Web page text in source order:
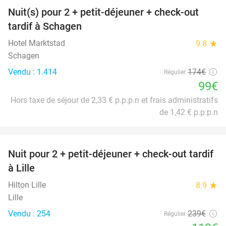
43%
Nuit(s) pour 2 + petit-déjeuner + check-out
tardif à Schagen
Hotel Marktstad 9.8 star
Schagen
Vendu : 1.414
Régulier 174€
99€
Hors taxe de séjour de 2,33 € p.p.p.n et frais administratifs
de 1,42 € p.p.p.n
50%
Nuit pour 2 + petit-déjeuner + check-out tardif
à Lille
Hilton Lille 8.9 star
Lille
Vendu : 254
Régulier 239€